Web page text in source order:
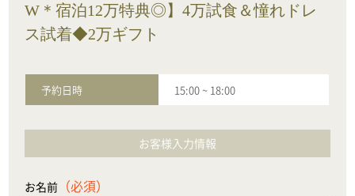
W＊宿泊12万特典◎】4万試食＆憧れドレ
ス試着◆2万ギフト
予約日時 15:00~ 18:00
お客様入力情報
お名前 （必須）